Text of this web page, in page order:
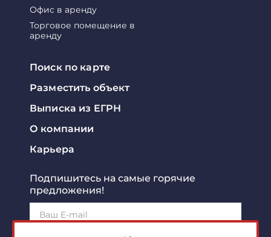
Офис в аренду
Торговое помещение в
аренду
Поиск по карте
Разместить объект
Выписка из ЕГРН
О компании
Карьера
Подпишитесь на самые горячие
предложения!